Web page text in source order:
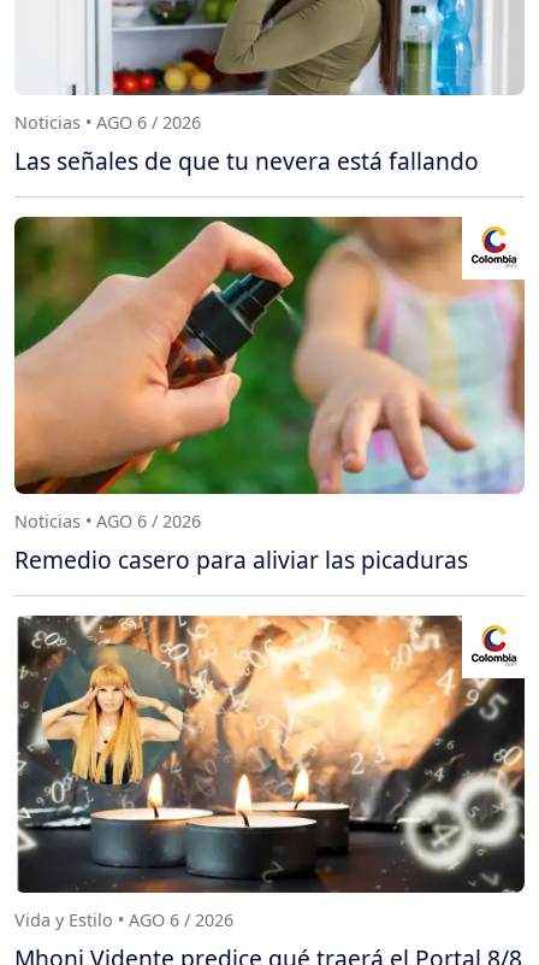
Noticias • AGO 6 / 2026
Las señales de que tu nevera está fallando
Noticias • AGO 6 / 2026
Remedio casero para aliviar las picaduras
Vida y Estilo • AGO 6 / 2026
Mhoni Vidente predice qué traerá el Portal 8/8